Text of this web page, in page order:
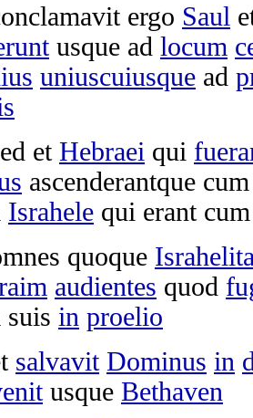
ergo Saul
usque ad locum
uniuscuiusque ad
et Hebraei qui
ascenderantque
Israhele qui erant
quoque
audientes quod
suis in proelio
salvavit Dominus in
usque Bethaven